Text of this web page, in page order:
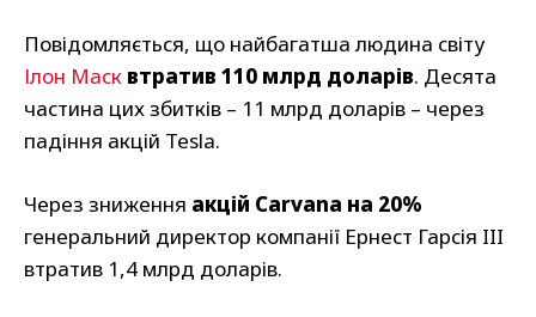
Повідомляється, що найбагатша людина світу
Ілон Маск втратив 110 млрд доларів. Десята
частина цих збитків – 11 млрд доларів – через
падіння акцій Tesla.
Через зниження акцій Carvana на 20%
генеральний директор компанії Ернест Гарсія III
втратив 1,4 млрд доларів.